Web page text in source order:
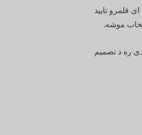
ای قلمرو تایید
ره د تصمیم